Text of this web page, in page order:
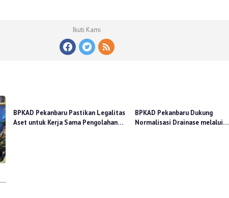
Ikuti Kami
BPKAD Pekanbaru Pastikan Legalitas
Aset untuk Kerja Sama Pengolahan
BPKAD Pekanbaru Dukung
Normalisasi Drainase melalui